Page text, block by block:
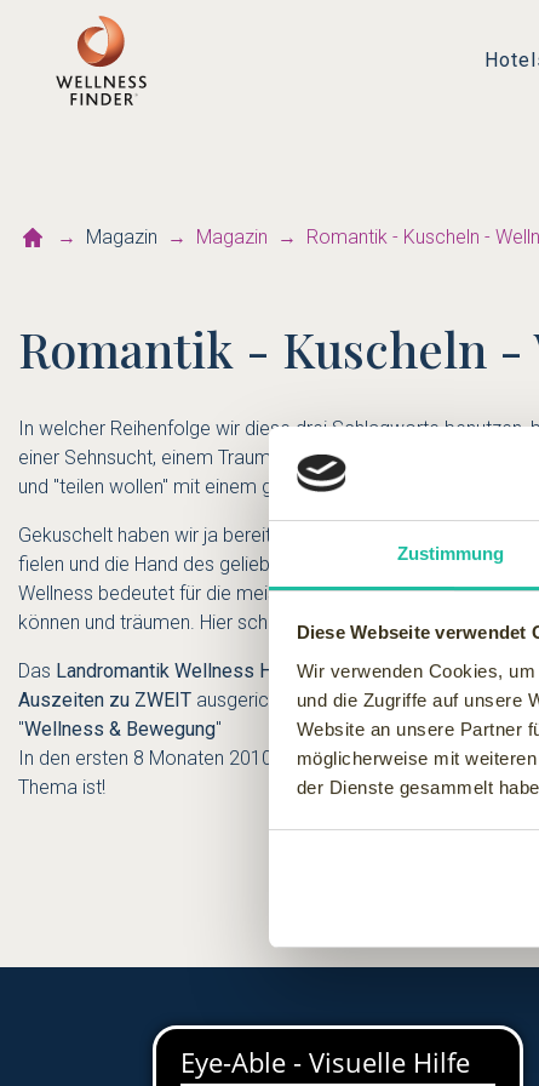
Zustimmung
Diese Webseite verwendet
Wir verwenden Cookies,
und die Zugriffe auf unsere
Website an unsere Partner
möglicherweise mit
der Dienste gesammelt
Magazin Magazin Romantik - Kuscheln -
Romantik - Kuscheln -
In welcher Reihenfolge wir diese drei Schlagworte benutzen,
einer Sehnsucht, einem Traum und seiner Definition, für
und "teilen wollen" mit einem geliebten Menschen - und schon
Gekuschelt haben wir ja bereits als Kind, abends vor dem
fielen und die Hand des geliebten "Gegners" ergriffen. Das
Wellness bedeutet für die meisten von uns zum Beispiel
können und träumen. Hier schließt sich der Kreis und wir sind
Das Landromantik Wellness Hotel Oswaldim Bayrischen
Auszeiten zu ZWEIT ausgerichtet. Entsprechende Wellness-
"Wellness & Bewegung"
In den ersten 8 Monaten 2010 wurde die Rubrik "Wellness
Thema ist!